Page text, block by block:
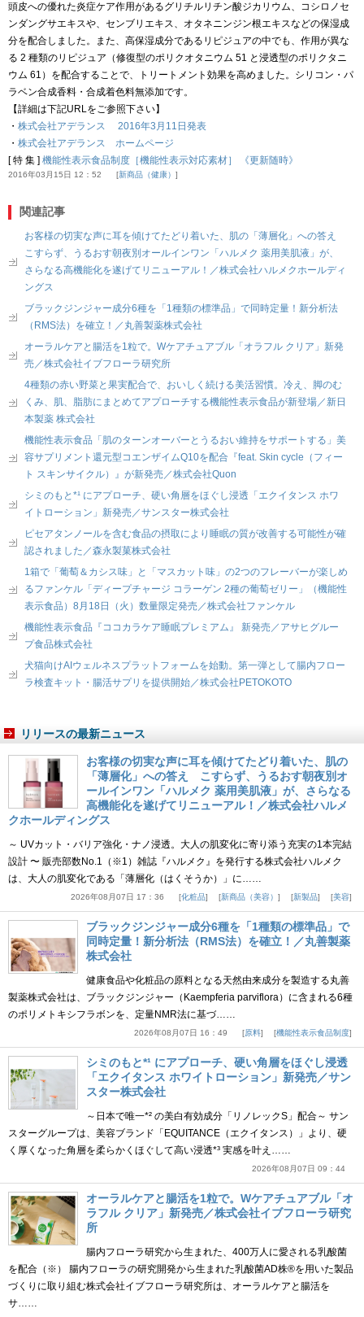
頭皮への優れた炎症ケア作用があるグリチルリチン酸ジカリウム、コシロノセ
ンダングサエキスや、センブリエキス、オタネニンジン根エキスなどの保湿成
分を配合しました。また、高保湿成分であるリピジュアの中でも、作用が異な
る 2 種類のリピジュア（修復型のポリクオタニウム 51 と浸透型のポリクタニ
ウム 61）を配合することで、トリートメント効果を高めました。シリコン・パ
ラベン合成香料・合成着色料無添加です。
【詳細は下記URLをご参照下さい】
・ 株式会社アデランス 2016年3月11日発表
・ 株式会社アデランス ホームページ
[ 特 集 ] 機能性表示食品制度［機能性表示対応素材］ 《更新随時》
2016年03月15日 12：52 新商品（健康）
関連記事
お客様の切実な声に耳を傾けてたどり着いた、肌の「薄層化」への答え
こすらず、うるおす朝夜別オールインワン「ハルメク 薬用美肌液」が、
さらなる高機能化を遂げてリニューアル！／株式会社ハルメクホールディ
ングス
ブラックジンジャー成分6種を「1種類の標準品」で同時定量！新分析法
（RMS法）を確立！／丸善製薬株式会社
オーラルケアと腸活を1粒で。Wケアチュアブル「オラフル クリア」新発
売／株式会社イブフローラ研究所
4種類の赤い野菜と果実配合で、おいしく続ける美活習慣。冷え、脚のむ
くみ、肌、脂肪にまとめてアプローチする機能性表示食品が新登場／新日
本製薬 株式会社
機能性表示食品「肌のターンオーバーとうるおい維持をサポートする」美
容サプリメント還元型コエンザイムQ10を配合『feat. Skin cycle（フィー
ト スキンサイクル）』が新発売／株式会社Quon
シミのもと*¹ にアプローチ、硬い角層をほぐし浸透「エクイタンス ホワ
イトローション」新発売／サンスター株式会社
ピセアタンノールを含む食品の摂取により睡眠の質が改善する可能性が確
認されました／森永製菓株式会社
1箱で「葡萄＆カシス味」と「マスカット味」の2つのフレーバーが楽しめ
るファンケル「ディープチャージ コラーゲン 2種の葡萄ゼリー」（機能性
表示食品）8月18日（火）数量限定発売／株式会社ファンケル
機能性表示食品『ココカラケア睡眠プレミアム』 新発売／アサヒグルー
プ食品株式会社
犬猫向けAIウェルネスプラットフォームを始動。第一弾として腸内フロー
ラ検査キット・腸活サプリを提供開始／株式会社PETOKOTO
リリースの最新ニュース
お客様の切実な声に耳を傾けてたどり着いた、肌の
「薄層化」への答え こすらず、うるおす朝夜別オ
ールインワン「ハルメク 薬用美肌液」が、さらなる
高機能化を遂げてリニューアル！／株式会社ハルメ
クホールディングス
～ UVカット・バリア強化・ナノ浸透。大人の肌変化に寄り添う充実の1本完結
設計 〜 販売部数No.1（※1）雑誌『ハルメク』を発行する株式会社ハルメク
は、大人の肌変化である「薄層化（はくそうか）」に……
2026年08月07日 17：36 化粧品 新商品（美容） 新製品 美容
ブラックジンジャー成分6種を「1種類の標準品」で
同時定量！新分析法（RMS法）を確立！／丸善製薬
株式会社
健康食品や化粧品の原料となる天然由来成分を製造する丸善
製薬株式会社は、ブラックジンジャー（Kaempferia parviflora）に含まれる6種
のポリメトキシフラボンを、定量NMR法に基づ……
2026年08月07日 16：49 原料 機能性表示食品制度
シミのもと*¹ にアプローチ、硬い角層をほぐし浸透
「エクイタンス ホワイトローション」新発売／サン
スター株式会社
～日本で唯一*² の美白有効成分「リノレックS」配合～ サン
スターグループは、美容ブランド「EQUITANCE（エクイタンス）」より、硬
く厚くなった角層を柔らかくほぐして高い浸透*³ 実感を叶え……
2026年08月07日 09：44
オーラルケアと腸活を1粒で。Wケアチュアブル「オ
ラフル クリア」新発売／株式会社イブフローラ研究
所
腸内フローラ研究から生まれた、400万人に愛される乳酸菌
を配合（※） 腸内フローラの研究開発から生まれた乳酸菌AD株®を用いた製品
づくりに取り組む株式会社イブフローラ研究所は、オーラルケアと腸活を
サ……